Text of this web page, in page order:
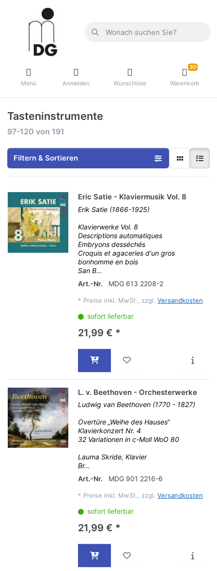
Menü Anmelden Wunschliste
30
Warenkorb
Tasteninstrumente
97-120 von 191
Filtern & Sortieren
Eric Satie - Klaviermusik Vol. 8
Erik Satie (1866-1925)
Klavierwerke Vol. 8
Descriptions automatiques
Embryons desséchés
Croquis et agaceries d‘un gros
bonhomme en bois
San B...
Art.-Nr.
MDG 613 2208-2
* Preise inkl. MwSt., zzgl. Versandkosten
sofort lieferbar
21,99 € *
L. v. Beethoven - Orchesterwerke
Ludwig van Beethoven (1770 - 1827)
Overtüre „Weihe des Hauses“
Klavierkonzert Nr. 4
32 Variationen in c-Moll WoO 80
Lauma Skride, Klavier
Br...
Art.-Nr.
MDG 901 2216-6
* Preise inkl. MwSt., zzgl. Versandkosten
sofort lieferbar
21,99 € *